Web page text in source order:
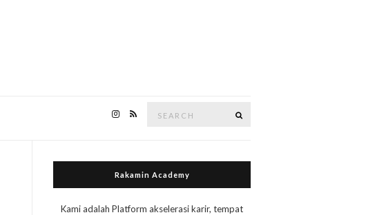
Rakamin Academy
Kami adalah Platform akselerasi karir, tempat